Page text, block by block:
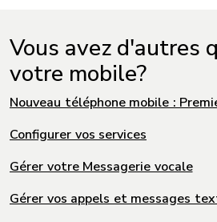
Vous avez d'autres
votre mobile?
Nouveau téléphone mobile :
Configurer vos services
Gérer votre Messagerie vocale
Gérer vos appels et messages